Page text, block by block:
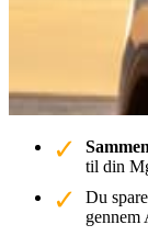
til din
Du
gennem